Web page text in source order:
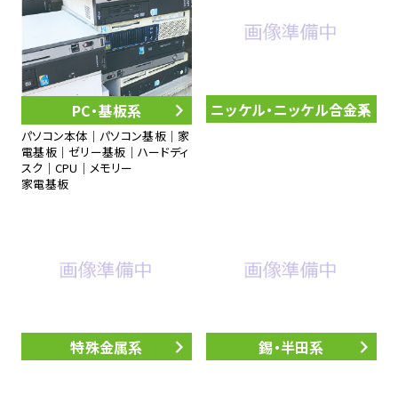
PC・基板系
パソコン本体｜パソコン基板｜家
電基板｜ゼリー基板｜ハードディ
スク｜CPU｜メモリー
家電基板
ニッケル・ニッケル合金系
特殊金属系 錫・半田系